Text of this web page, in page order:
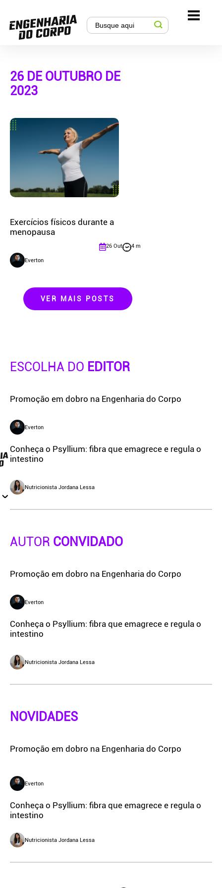
26 DE OUTUBRO DE
2023
Exercícios físicos durante a
menopausa
Everton
26 Out 4 m
VER MAIS POSTS
ESCOLHA DO EDITOR
Promoção em dobro na Engenharia do Corpo
Everton
Conheça o Psyllium: fibra que emagrece e regula o
intestino
Nutricionista Jordana Lessa
AUTOR CONVIDADO
Promoção em dobro na Engenharia do Corpo
Everton
Conheça o Psyllium: fibra que emagrece e regula o
intestino
Nutricionista Jordana Lessa
NOVIDADES
Promoção em dobro na Engenharia do Corpo
Everton
Conheça o Psyllium: fibra que emagrece e regula o
intestino
Nutricionista Jordana Lessa